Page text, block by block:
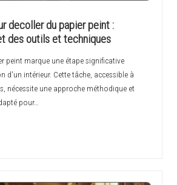
decoller du papier peint :
des outils et techniques
peint marque une étape significative
d'un intérieur. Cette tâche, accessible à
nécessite une approche méthodique et
pour…